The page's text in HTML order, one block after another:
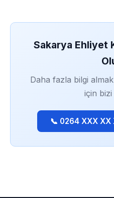
Sakarya Ehliyet
Daha fazla bilgi
için bizi
📞 0264 XXX XX